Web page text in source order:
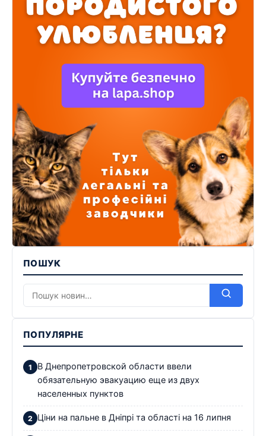
ПОШУК
ПОПУЛЯРНЕ
В Днепропетровской области ввели
обязательную эвакуацию еще из двух
населенных пунктов
Ціни на пальне в Дніпрі та області на 16 липня